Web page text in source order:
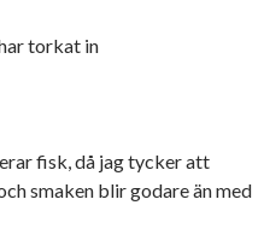
torkat in
fisk, då jag tycker att
smaken blir godare än med